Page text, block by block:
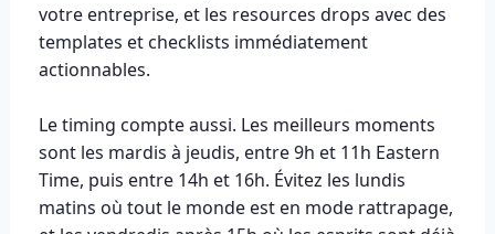
votre entreprise, et les resources drops avec des
templates et checklists immédiatement
actionnables.
Le timing compte aussi. Les meilleurs moments
sont les mardis à jeudis, entre 9h et 11h Eastern
Time, puis entre 14h et 16h. Évitez les lundis
matins où tout le monde est en mode rattrapage,